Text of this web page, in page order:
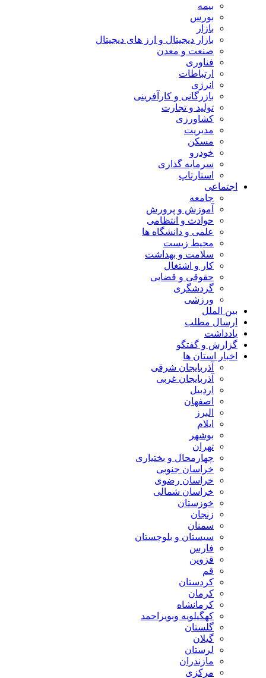
بیمه
بورس
بازار
بازار دیجیتال و ارز های دیجیتال
صنعت و معدن
فناوری
ارتباطات
انرژی
بازرگانی و کارآفرینی
تولید و تجارت
کشاورزی
مدیریت
مسکن
خودرو
سرمایه گذاری
استارتاپ
اجتماعی
جامعه
آموزش و پرورش
حوادث و انتظامی
علمی و دانشگاه ها
محیط زیست
سلامت و بهداشت
کار و اشتغال
حقوقی و قضایی
گردشگری
ورزشی
بین الملل
ارسال مطلب
یادداشت
گزارش و گفتگو
اخبار استان ها
آذربایجان شرقی
آذربایجان غربی
اردبیل
اصفهان
البرز
ایلام
بوشهر
تهران
چهارمحال و بختیاری
خراسان جنوبی
خراسان رضوی
خراسان شمالی
خوزستان
زنجان
سمنان
سیستان و بلوچستان
فارس
قزوین
قم
کردستان
کرمان
کرمانشاه
کهگیلویه وبویراحمد
گلستان
گیلان
لرستان
مازندران
مرکزی